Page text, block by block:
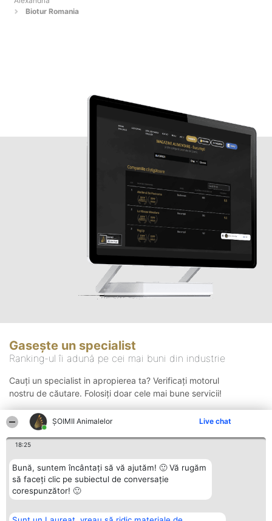
ŞOIMII Animalelor Live chat
18:25
Bună, suntem încântați să vă ajutăm! 🙂 Vă rugăm
să faceți clic pe subiectul de conversație
corespunzător! 🙂
Biotur Romania
Gasește un specialist
Ranking-ul îi adună pe cei mai buni din industrie
Cauți un specialist in apropierea ta? Verificați motorul
nostru de căutare. Folosiți doar cele mai bune servicii!